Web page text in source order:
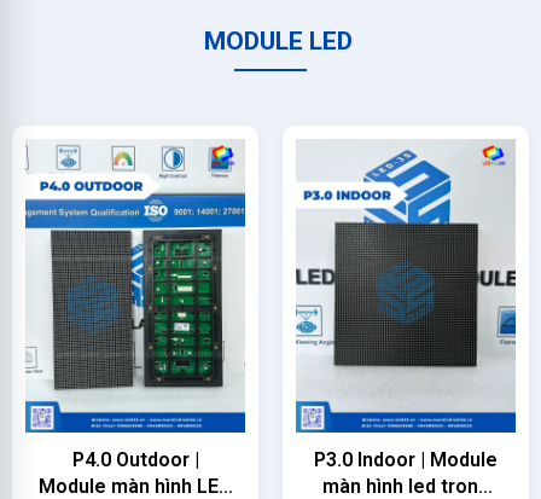
MODULE LED
P4.0 Outdoor |
Module màn hình LED
P3.0 Indoor | Module
màn hình led trong